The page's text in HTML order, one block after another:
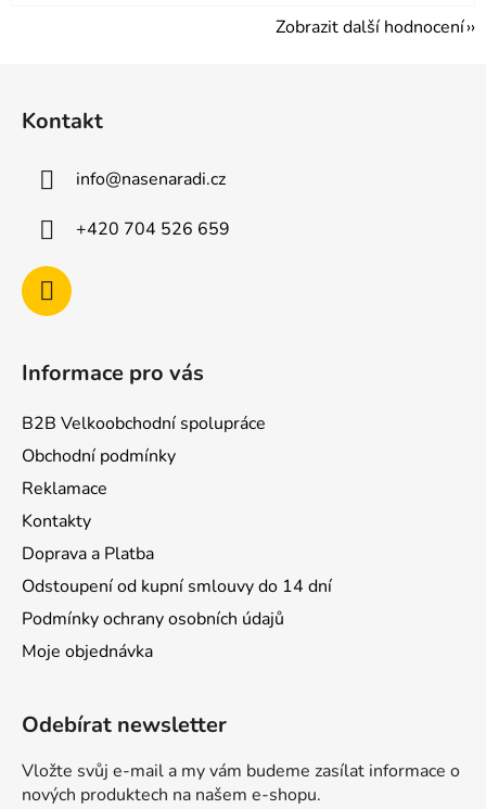
Zobrazit další hodnocení
Kontakt
info@nasenaradi.cz
+420 704 526 659
Informace pro vás
B2B Velkoobchodní spolupráce
Obchodní podmínky
Reklamace
Kontakty
Doprava a Platba
Odstoupení od kupní smlouvy do 14 dní
Podmínky ochrany osobních údajů
Moje objednávka
Odebírat newsletter
Vložte svůj e-mail a my vám budeme zasílat informace o
nových produktech na našem e-shopu.